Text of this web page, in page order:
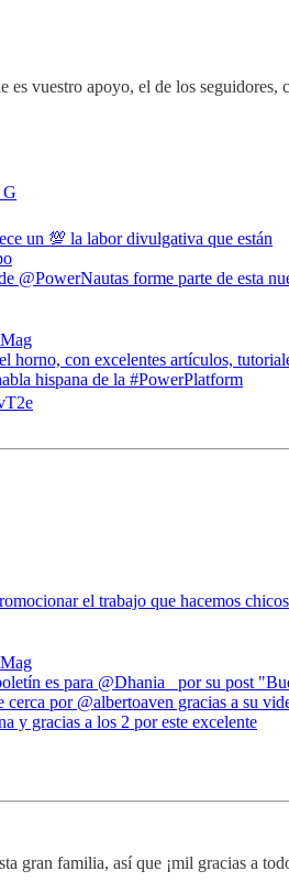
vuestro apoyo, el de los
un 💯 la labor divulgativa que están
@PowerNautas forme parte de esta
horno, con excelentes artículos,
hispana de la #PowerPlatform
el trabajo que hacemos
es para @Dhania_ por su post
por @albertoaven gracias a su
y gracias a los 2 por este excelente
gran familia, así que ¡mil gracias a